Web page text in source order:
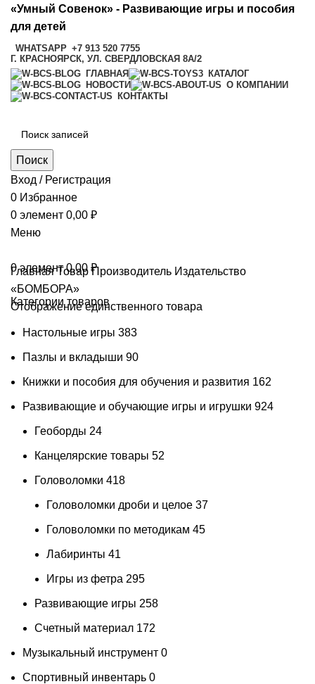
«Умный Совенок» - Развивающие игры и пособия
для детей
WHATSAPP +7 913 520 7755
Г. КРАСНОЯРСК, УЛ. СВЕРДЛОВСКАЯ 8А/2
ГЛАВНАЯ
КАТАЛОГ
НОВОСТИ
О КОМПАНИИ
КОНТАКТЫ
Поиск
Вход / Регистрация
0 Избранное
0 элемент 0,00 ₽
Меню
0элемент 0,00 ₽
ГлавнаяТовар Производитель Издательство
«БОМБОРА»
Отображение единственного товара
Категории товаров
Настольные игры 383
Пазлы и вкладыши 90
Книжки и пособия для обучения и развития 162
Развивающие и обучающие игры и игрушки 924
Геоборды 24
Канцелярские товары 52
Головоломки 418
Головоломки дроби и целое 37
Головоломки по методикам 45
Лабиринты 41
Игры из фетра 295
Развивающие игры 258
Счетный материал 172
Музыкальный инструмент 0
Спортивный инвентарь 0